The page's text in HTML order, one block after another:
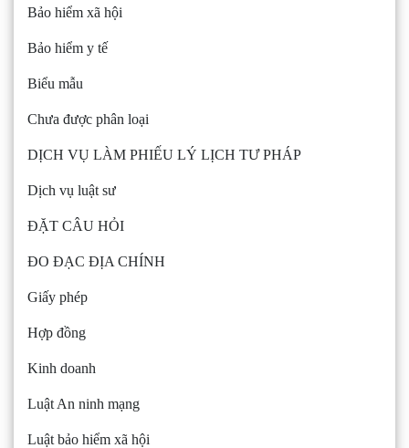
Bảo hiểm xã hội
Bảo hiểm y tế
Biểu mẫu
Chưa được phân loại
DỊCH VỤ LÀM PHIẾU LÝ LỊCH TƯ PHÁP
Dịch vụ luật sư
ĐẶT CÂU HỎI
ĐO ĐẠC ĐỊA CHÍNH
Giấy phép
Hợp đồng
Kinh doanh
Luật An ninh mạng
Luật bảo hiểm xã hội